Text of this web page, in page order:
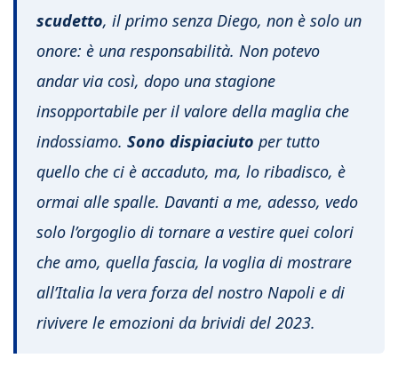
scudetto, il primo senza Diego, non è solo un
onore: è una responsabilità. Non potevo
andar via così, dopo una stagione
insopportabile per il valore della maglia che
indossiamo. Sono dispiaciuto per tutto
quello che ci è accaduto, ma, lo ribadisco, è
ormai alle spalle. Davanti a me, adesso, vedo
solo l’orgoglio di tornare a vestire quei colori
che amo, quella fascia, la voglia di mostrare
all’Italia la vera forza del nostro Napoli e di
rivivere le emozioni da brividi del 2023.